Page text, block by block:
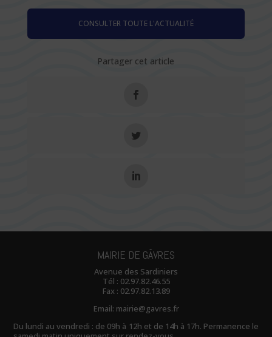
CONSULTER TOUTE L'ACTUALITÉ
Partager cet article
MAIRIE DE GÂVRES
Avenue des Sardiniers
Tél : 02.97.82.46.55
Fax : 02.97.82.13.89
Email: mairie@gavres.fr
Du lundi au vendredi : de 09h à 12h et de 14h à 17h. Permanence le